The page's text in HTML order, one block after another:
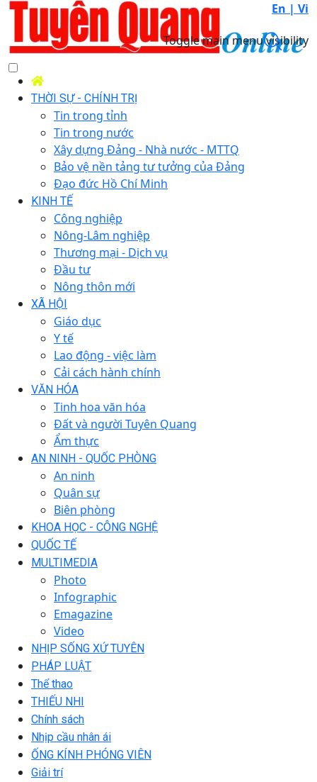
En | Vi
Toggle main menu visibility
THỜI SỰ - CHÍNH TRỊ
Tin trong tỉnh
Tin trong nước
Xây dựng Đảng - Nhà nước - MTTQ
Bảo vệ nền tảng tư tưởng của Đảng
Đạo đức Hồ Chí Minh
KINH TẾ
Công nghiệp
Nông-Lâm nghiệp
Thương mại - Dịch vụ
Đầu tư
Nông thôn mới
XÃ HỘI
Giáo dục
Y tế
Lao động - việc làm
Cải cách hành chính
VĂN HÓA
Tinh hoa văn hóa
Đất và người Tuyên Quang
Ẩm thực
AN NINH - QUỐC PHÒNG
An ninh
Quân sự
Biên phòng
KHOA HỌC - CÔNG NGHỆ
QUỐC TẾ
MULTIMEDIA
Photo
Infographic
Emagazine
Video
NHỊP SỐNG XỨ TUYÊN
PHÁP LUẬT
Thể thao
THIẾU NHI
Chính sách
Nhịp cầu nhân ái
ỐNG KÍNH PHÓNG VIÊN
Giải trí